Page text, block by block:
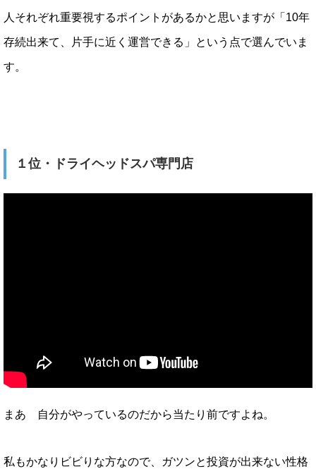
人それぞれ重要視するポイントがあるかと思いますが「10年
存続出来て、片手に近く運営できる」という点で選んでいま
す。
１位・ドライヘッドスパ専門店
まあ 自分がやっているのだから当たり前ですよね。
私もかなりビビりな方なので、ガツンと投資が出来ない性格